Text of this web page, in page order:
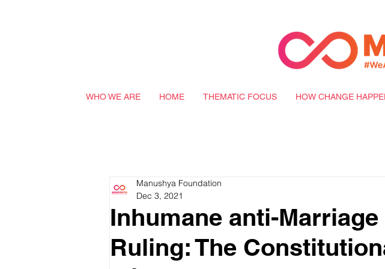
WHO WE ARE HOME THEMATIC FOCUS HOW CHANGE
Inhumane anti-
Ruling: The
Manushya Foundation
Dec 3, 2021